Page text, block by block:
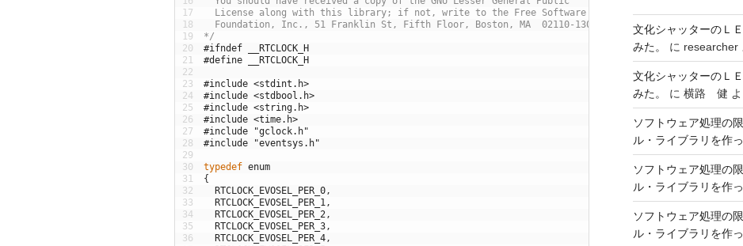
17
18
19
20
21
22
23
24
25
26
27
28
29
30
31
32
33
34
35
36
License along with this library; if not, write to the Free Software
Foundation, Inc., 51 Franklin St, Fifth Floor, Boston, MA  02110-1301  USA
*/
#ifndef __RTCLOCK_H
#define __RTCLOCK_H
#include <stdint.h>
#include <stdbool.h>
#include <string.h>
#include <time.h>
#include "gclock.h"
#include "eventsys.h"
typedef enum
{
RTCLOCK_EVOSEL_PER_0 ,
RTCLOCK_EVOSEL_PER_1 ,
RTCLOCK_EVOSEL_PER_2 ,
RTCLOCK_EVOSEL_PER_3 ,
RTCLOCK_EVOSEL_PER_4 ,
文化シャッターのＬ
みた。
に researcher
文化シャッターのＬ
みた。
に 横路 健
ソフトウェア処理の
ル・ライブラリを作っ
ソフトウェア処理の
ル・ライブラリを作っ
ソフトウェア処理の
ル・ライブラリを作っ